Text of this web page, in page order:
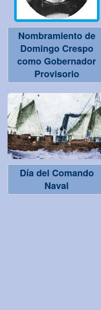
Nombramiento de
Domingo Crespo
como Gobernador
Provisorio
Día del Comando
Naval